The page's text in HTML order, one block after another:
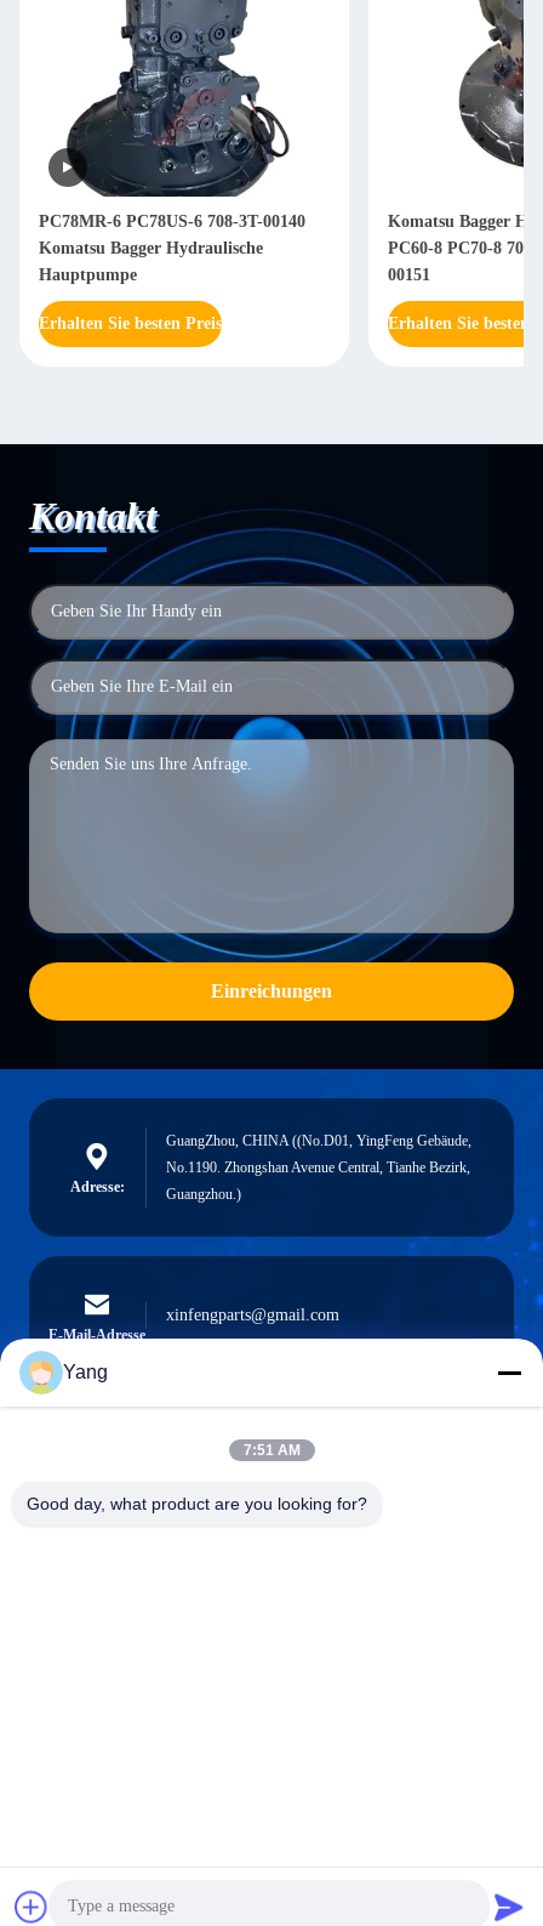
Erhalten Sie besten Preis
PC78MR-6 PC78US-6 708-3T-00140
Komatsu Bagger Hydraulische
Hauptpumpe
Erhalten Sie besten Preis
Komatsu Bagger
PC60-8 PC70-8 708-
00151
Erhalten Sie besten
Kontakt
Einreichungen
Adresse:
GuangZhou, CHINA ((No.D01, YingFeng Gebäude,
No.1190. Zhongshan Avenue Central, Tianhe Bezirk,
Guangzhou.)
E-Mail-Adresse
xinfengparts@gmail.com
0086-189-9844-3486
Ein Angebot bekommen
Yang
7:51 AM
Good day, what product are you looking for?